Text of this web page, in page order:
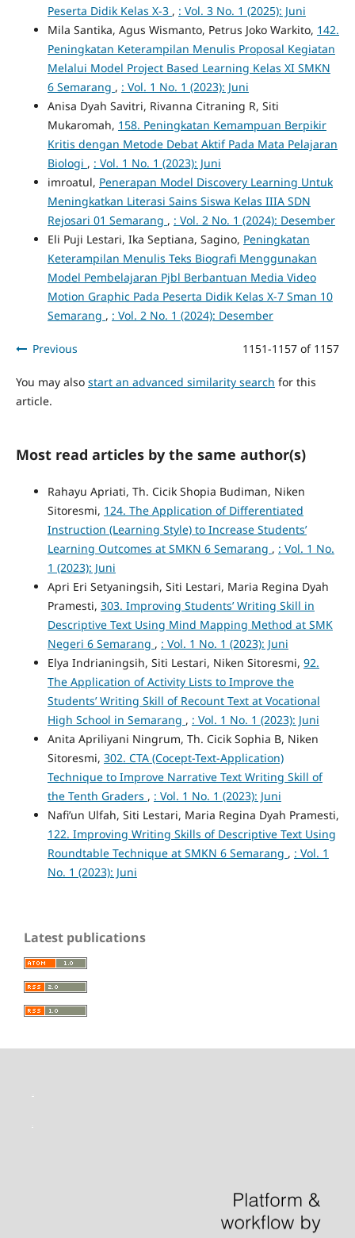
Peserta Didik Kelas X-3 , : Vol. 3 No. 1 (2025): Juni
Mila Santika, Agus Wismanto, Petrus Joko Warkito, 142.
Peningkatan Keterampilan Menulis Proposal Kegiatan
Melalui Model Project Based Learning Kelas XI SMKN
6 Semarang , : Vol. 1 No. 1 (2023): Juni
Anisa Dyah Savitri, Rivanna Citraning R, Siti
Mukaromah, 158. Peningkatan Kemampuan Berpikir
Kritis dengan Metode Debat Aktif Pada Mata Pelajaran
Biologi , : Vol. 1 No. 1 (2023): Juni
imroatul, Penerapan Model Discovery Learning Untuk
Meningkatkan Literasi Sains Siswa Kelas IIIA SDN
Rejosari 01 Semarang , : Vol. 2 No. 1 (2024): Desember
Eli Puji Lestari, Ika Septiana, Sagino, Peningkatan
Keterampilan Menulis Teks Biografi Menggunakan
Model Pembelajaran Pjbl Berbantuan Media Video
Motion Graphic Pada Peserta Didik Kelas X-7 Sman 10
Semarang , : Vol. 2 No. 1 (2024): Desember
Previous 1151-1157 of 1157
You may also start an advanced similarity search for this
article.
Most read articles by the same author(s)
Rahayu Apriati, Th. Cicik Shopia Budiman, Niken
Sitoresmi, 124. The Application of Differentiated
Instruction (Learning Style) to Increase Students’
Learning Outcomes at SMKN 6 Semarang , : Vol. 1 No.
1 (2023): Juni
Apri Eri Setyaningsih, Siti Lestari, Maria Regina Dyah
Pramesti, 303. Improving Students’ Writing Skill in
Descriptive Text Using Mind Mapping Method at SMK
Negeri 6 Semarang , : Vol. 1 No. 1 (2023): Juni
Elya Indrianingsih, Siti Lestari, Niken Sitoresmi, 92.
The Application of Activity Lists to Improve the
Students’ Writing Skill of Recount Text at Vocational
High School in Semarang , : Vol. 1 No. 1 (2023): Juni
Anita Apriliyani Ningrum, Th. Cicik Sophia B, Niken
Sitoresmi, 302. CTA (Cocept-Text-Application)
Technique to Improve Narrative Text Writing Skill of
the Tenth Graders , : Vol. 1 No. 1 (2023): Juni
Nafi’un Ulfah, Siti Lestari, Maria Regina Dyah Pramesti,
122. Improving Writing Skills of Descriptive Text Using
Roundtable Technique at SMKN 6 Semarang , : Vol. 1
No. 1 (2023): Juni
Latest publications